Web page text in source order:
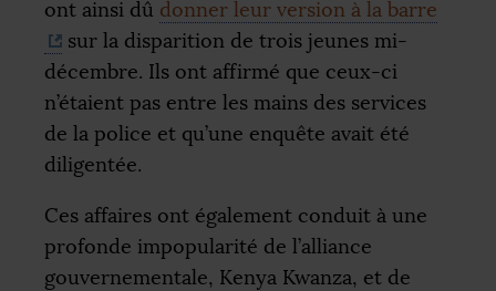
ont ainsi dû donner leur version à la barre
sur la disparition de trois jeunes mi-
décembre. Ils ont affirmé que ceux-ci
n’étaient pas entre les mains des services
de la police et qu’une enquête avait été
diligentée.
Ces affaires ont également conduit à une
profonde impopularité de l’alliance
gouvernementale, Kenya Kwanza, et de